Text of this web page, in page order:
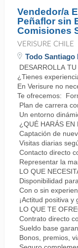
Vendedor/a
Peñaflor sin
Comisiones
VERISURE CHILE
Todo Santiago
DESARROLLA
¿Tienes
En Verisure no
Te ofrecemos:
Plan de carrera
Un entorno
¿QUÉ HARÁS EN
Captación de
Visitas diarias
Contacto directo
Representar la
LO QUE
Disponibilidad
Con o sin
¡Actitud positiva
LO QUE TE
Contrato directo
Sueldo base
Bonos, premios,